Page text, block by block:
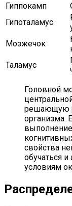
Гиппокамп
Гипоталамус
Мозжечок
Таламус
Головной
решающую
организма.
свойства
обучаться
условиям